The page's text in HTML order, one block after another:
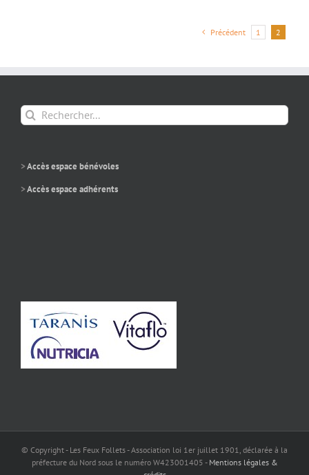
Précédent 1 2
Rechercher:
>Accès espace bénévoles
>Accès espace adhérents
© Copyright - Les Feux Follets - Association loi 1er juillet 1901, déclarée à la
préfecture du Nord sous le numéro W423001405 - Mentions légales &